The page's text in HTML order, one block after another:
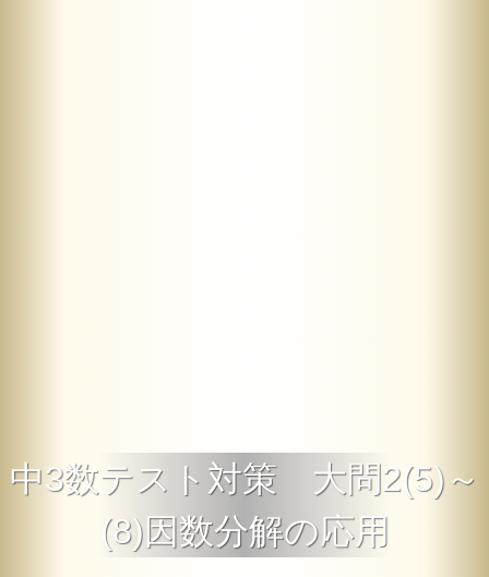
中3数テスト対策 大問2(5)～
(8)因数分解の応用